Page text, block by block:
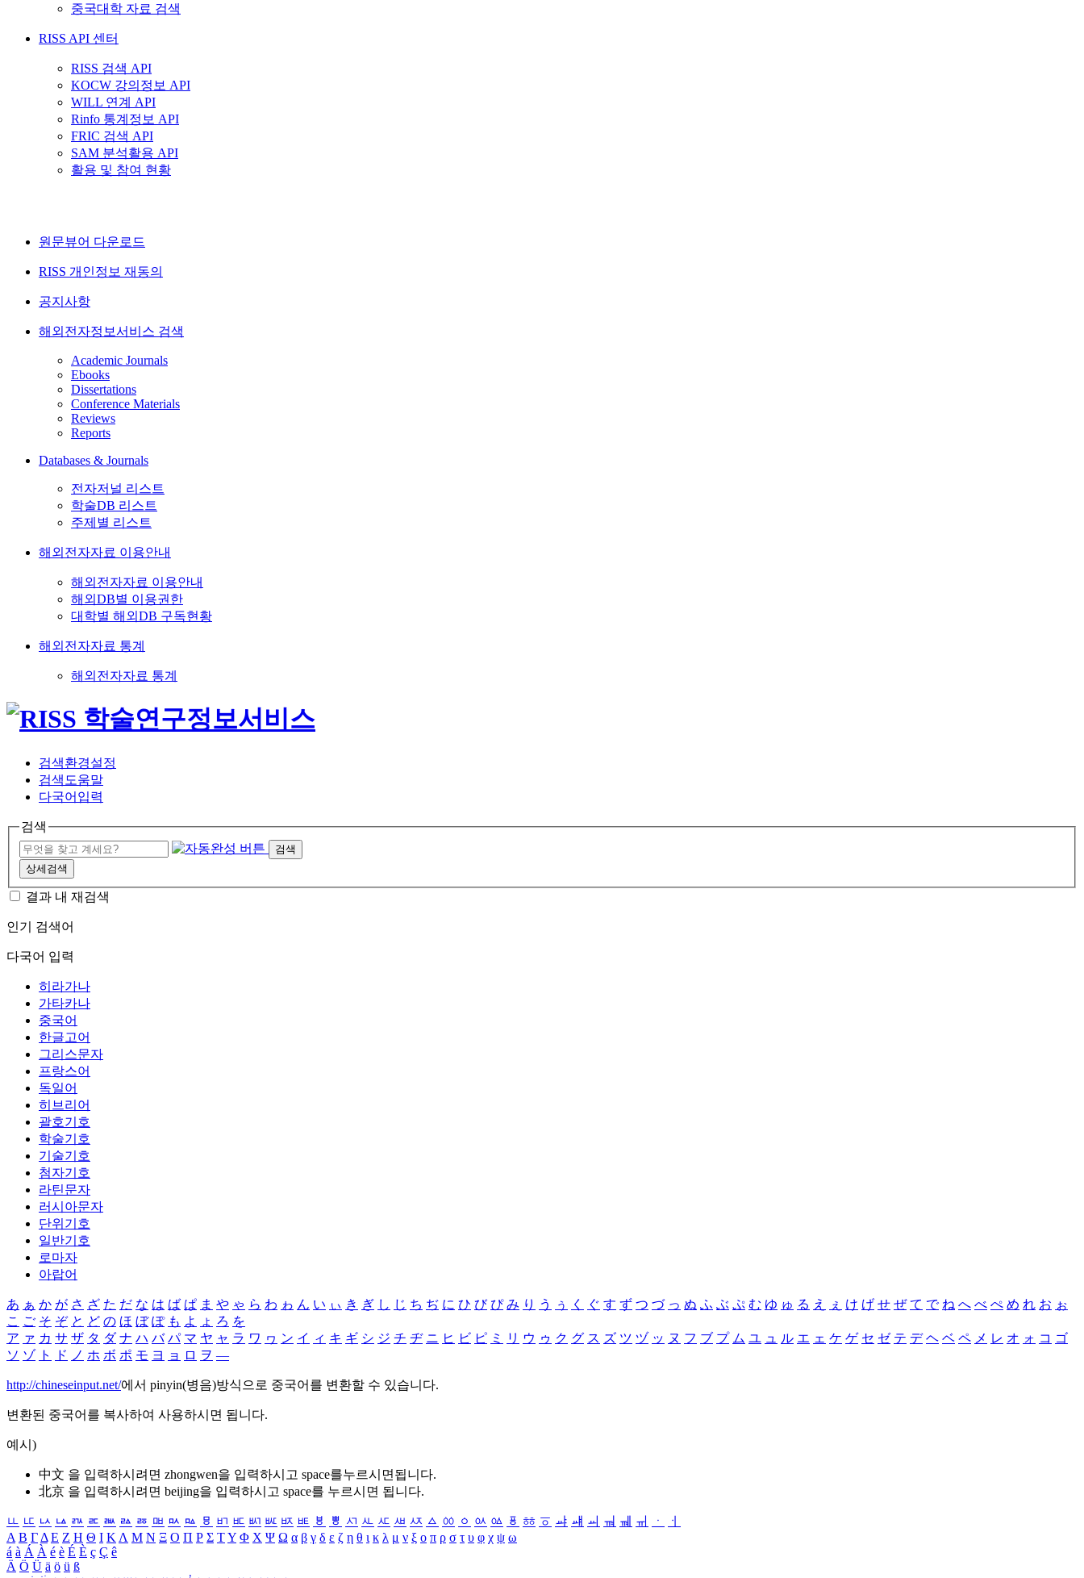
중국대학 자료 검색
RISS API 센터
RISS 검색 API
KOCW 강의정보 API
WILL 연계 API
Rinfo 통계정보 API
FRIC 검색 API
SAM 분석활용 API
활용 및 참여 현황
원문뷰어 다운로드
RISS 개인정보 재동의
공지사항
해외전자정보서비스 검색
Academic Journals
Ebooks
Dissertations
Conference Materials
Reviews
Reports
Databases & Journals
전자저널 리스트
학술DB 리스트
주제별 리스트
해외전자자료 이용안내
해외전자자료 이용안내
해외DB별 이용권한
대학별 해외DB 구독현황
해외전자자료 통계
해외전자자료 통계
검색환경설정
검색도움말
다국어입력
검색
검색
상세검색
결과 내 재검색
인기 검색어
다국어 입력
히라가나
가타카나
중국어
한글고어
그리스문자
프랑스어
독일어
히브리어
괄호기호
학술기호
기술기호
첨자기호
라틴문자
러시아문자
단위기호
일반기호
로마자
아랍어
あ ぁ か が さ ざ た だ な は ば ぱ ま や ゃ ら わ ゎ ん い ぃ き ぎ し じ ち ぢ に ひ び ぴ み り う ぅ く ぐ す ず つ づ っ ぬ ふ ぶ ぷ む ゆ ゅ る え ぇ け げ せ ぜ て で ね へ べ ぺ め れ お ぉ
こ ご そ ぞ と ど の ほ ぼ ぽ も よ ょ ろ を
ア ァ カ サ ザ タ ダ ナ ハ バ パ マ ヤ ャ ラ ワ ヮ ン イ ィ キ ギ シ ジ チ ヂ ニ ヒ ビ ピ ミ リ ウ ゥ ク グ ス ズ ツ ヅ ッ ヌ フ ブ プ ム ユ ュ ル エ ェ ケ ゲ セ ゼ テ デ ヘ ベ ペ メ レ オ ォ コ ゴ
ソ ゾ ト ド ノ ホ ボ ポ モ ヨ ョ ロ ヲ ―
http://chineseinput.net/에서 pinyin(병음)방식으로 중국어를 변환할 수 있습니다.
변환된 중국어를 복사하여 사용하시면 됩니다.
예시)
中文 을 입력하시려면 zhongwen을 입력하시고 space를누르시면됩니다.
北京 을 입력하시려면 beijing을 입력하시고 space를 누르시면 됩니다.
ㅥ ㅦ ㅧ ㅨ ㅩ ㅪ ㅫ ㅬ ㅭ ㅮ ㅯ ㅰ ㅱ ㅲ ㅳ ㅴ ㅵ ㅶ ㅷ ㅸ ㅹ ㅺ ㅻ ㅼ ㅽ ㅾ ㅿ ㆀ ㆁ ㆂ ㆃ ㆄ ㆅ ㆆ ㆇ ㆈ ㆉ ㆊ ㆋ ㆌ ㆍ
ㆎ
Α Β ΓΔ Ε Ζ Η Θ Ι ΚΛ Μ Ν Ξ Ο Π Ρ Σ ΤΥ Φ Χ Ψ Ω α β γ δ ε ζ η θ ι κ λ μ ν ξ ο π ρ σ τ υ φ χ ψ ω
á à Á À é è É È ç Ç ê
Ä Ö Ü ä ö ü ß